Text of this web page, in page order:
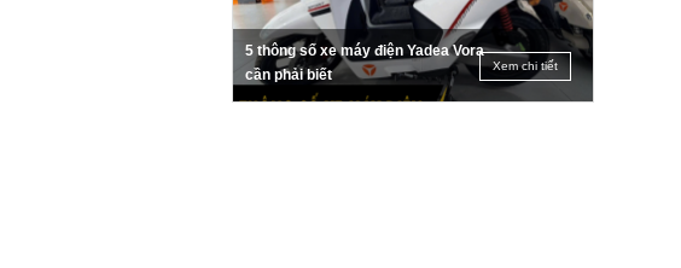
5 thông số xe máy điện Yadea Vora
cần phải biết
Xem chi tiết